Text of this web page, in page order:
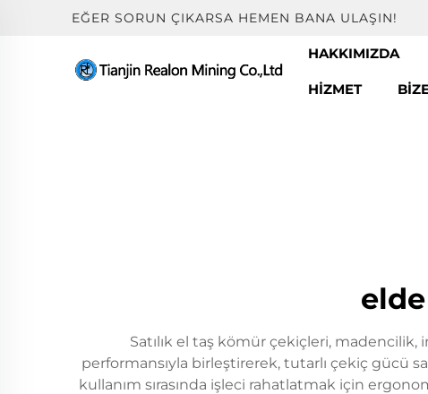
EĞER SORUN ÇIKARSA HEMEN BANA ULAŞIN!
HAKKIMIZDA
HIZMET
Satılık el taş kömür çekiçleri,
performansıyla birleştirerek, tutarlı çekiç gücü
kullanım sırasında işleci rahatlatmak için